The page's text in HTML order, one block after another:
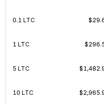
0.1 LTC
1 LTC
5 LTC
10 LTC